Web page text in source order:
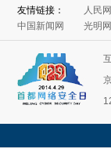
友情链接： 人民网
中国新闻网
光明网